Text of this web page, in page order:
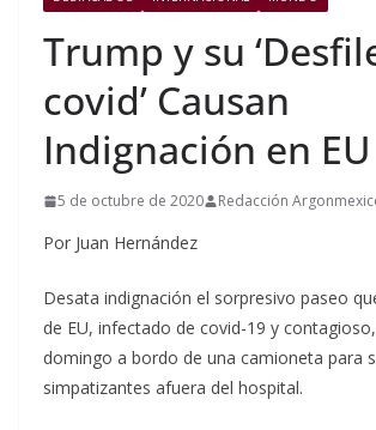
Trump y su
covid’ Causan
Indignación en EU
5 de octubre de 2020 Redacción
Por Juan Hernández
Desata indignación el sorpresivo paseo
de EU, infectado de covid-19 y
domingo a bordo de una camioneta para
simpatizantes afuera del hospital.